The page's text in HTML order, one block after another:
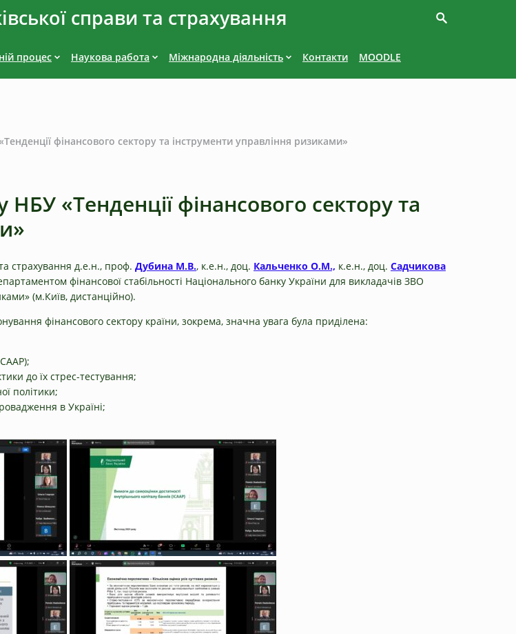
справи та страхування
процес Наукова работа Міжнародна діяльність Контакти MOODLE
фінансового сектору та інструменти управління ризиками»
НБУ «Тенденції фінансового сектору та
страхування д.е.н., проф. Дубина М.В., к.е.н., доц. Кальченко О.М., к.е.н., доц. Садчикова
фінансової стабільності Національного банку України для викладачів ЗВО
(м.Київ, дистанційно).
фінансового сектору країни, зокрема, значна увага була приділена:
до їх стрес-тестування;
політики;
в Україні;